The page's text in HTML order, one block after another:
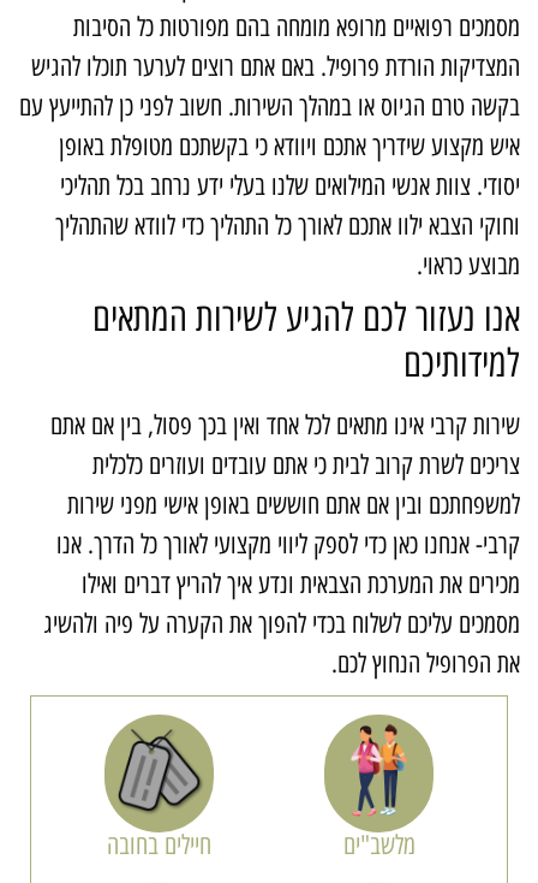
רפואיים מרופא מומחה בהם מפורטות כל הסיבות
הורדת פרופיל. באם אתם רוצים לערער תוכלו להגיש
טרם הגיוס או במהלך השירות. חשוב לפני כן להתייעץ עם
מקצוע שידריך אתכם ויוודא כי בקשתכם מטופלת באופן
צוות אנשי המילואים שלנו בעלי ידע נרחב בכל תהליכי
הצבא ילוו אתכם לאורך כל התהליך כדי לוודא שהתהליך
כראוי.
נעזור לכם להגיע לשירות המתאים
קרבי אינו מתאים לכל אחד ואין בכך פסול, בין אם אתם
לשרת קרוב לבית כי אתם עובדים ועוזרים כלכלית
ובין אם אתם חוששים באופן אישי מפני שירות
אנחנו כאן כדי לספק ליווי מקצועי לאורך כל הדרך. אנו
את המערכת הצבאית ונדע איך להריץ דברים ואילו
עליכם לשלוח בכדי להפוך את הקערה על פיה ולהשיג
הפרופיל הנחוץ לכם.
מלשב"ים חיילים בחובה